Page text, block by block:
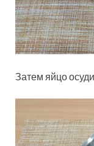
Затем яйцо